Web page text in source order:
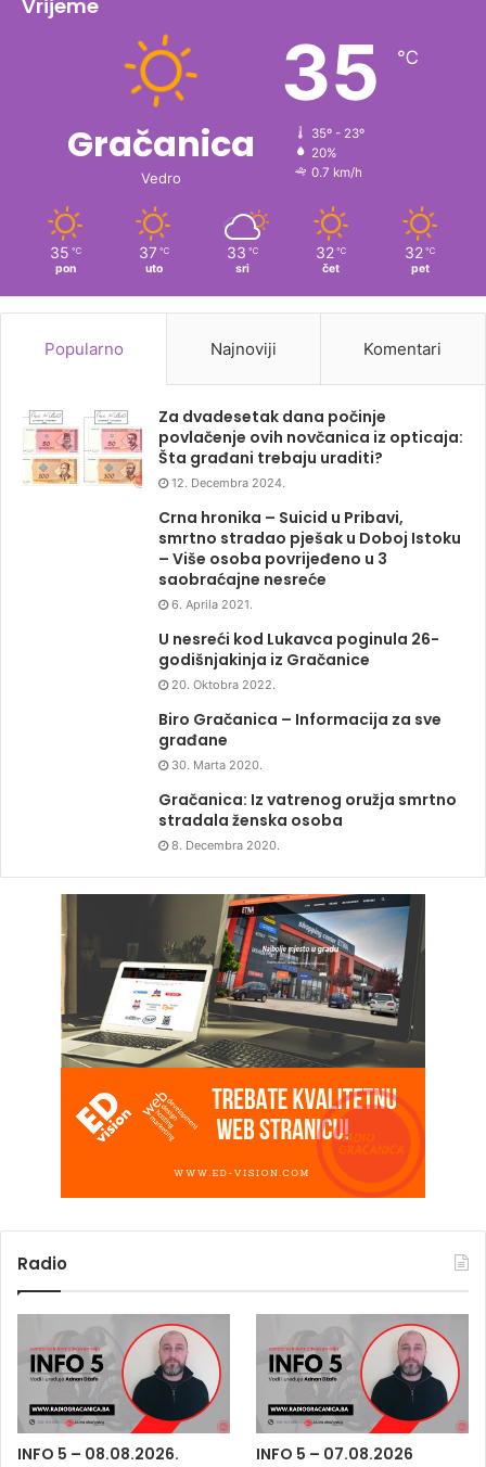
Vrijeme
Gračanica
Vedro
35 ℃
35º - 23º
20%
0.7 km/h
35 ℃
pon
37 ℃
uto
33 ℃
sri
32 ℃
čet
32 ℃
pet
Popularno Najnoviji Komentari
Za dvadesetak dana počinje
povlačenje ovih novčanica iz opticaja:
Šta građani trebaju uraditi?
12. Decembra 2024.
Crna hronika – Suicid u Pribavi,
smrtno stradao pješak u Doboj Istoku
– Više osoba povrijeđeno u 3
saobraćajne nesreće
6. Aprila 2021.
U nesreći kod Lukavca poginula 26-
godišnjakinja iz Gračanice
20. Oktobra 2022.
Biro Gračanica – Informacija za sve
građane
30. Marta 2020.
Gračanica: Iz vatrenog oružja smrtno
stradala ženska osoba
8. Decembra 2020.
Radio
INFO 5 – 08.08.2026. INFO 5 – 07.08.2026